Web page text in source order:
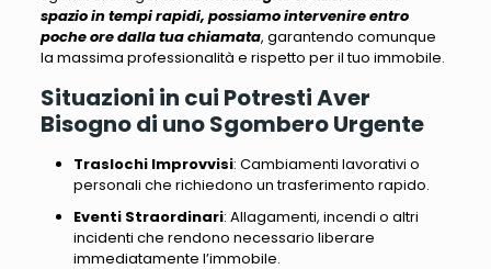
spazio in tempi rapidi, possiamo intervenire entro
poche ore dalla tua chiamata, garantendo comunque
la massima professionalità e rispetto per il tuo immobile.
Situazioni in cui Potresti Aver
Bisogno di uno Sgombero Urgente
Traslochi Improvvisi: Cambiamenti lavorativi o
personali che richiedono un trasferimento rapido.
Eventi Straordinari: Allagamenti, incendi o altri
incidenti che rendono necessario liberare
immediatamente l’immobile.